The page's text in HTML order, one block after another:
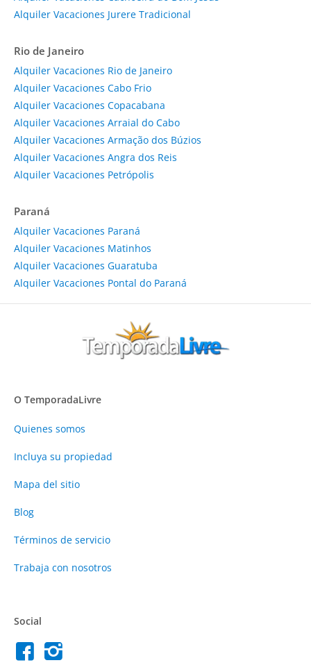
Alquiler Vacaciones Jurere Tradicional
Rio de Janeiro
Alquiler Vacaciones Rio de Janeiro
Alquiler Vacaciones Cabo Frio
Alquiler Vacaciones Copacabana
Alquiler Vacaciones Arraial do Cabo
Alquiler Vacaciones Armação dos Búzios
Alquiler Vacaciones Angra dos Reis
Alquiler Vacaciones Petrópolis
Paraná
Alquiler Vacaciones Paraná
Alquiler Vacaciones Matinhos
Alquiler Vacaciones Guaratuba
Alquiler Vacaciones Pontal do Paraná
O TemporadaLivre
Quienes somos
Incluya su propiedad
Mapa del sitio
Blog
Términos de servicio
Trabaja con nosotros
Social